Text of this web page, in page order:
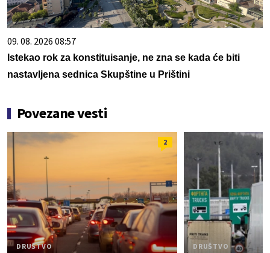
09. 08. 2026 08:57
Istekao rok za konstituisanje, ne zna se kada će biti
nastavljena sednica Skupštine u Prištini
Povezane vesti
2
DRUŠTVO DRUŠTVO